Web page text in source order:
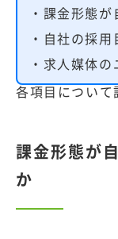
・課金形態
・自社の採
・求人媒体
各項目について
課金形態が
か